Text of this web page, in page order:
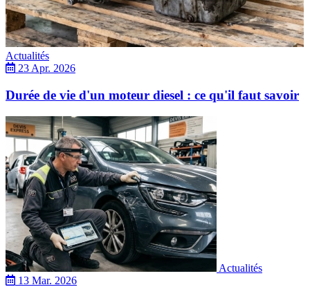
Actualités
23 Apr. 2026
Durée de vie d'un moteur diesel : ce qu'il faut savoir
Actualités
13 Mar. 2026